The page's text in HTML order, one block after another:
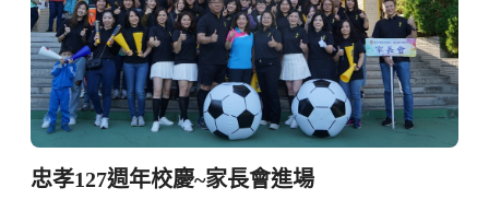
忠孝127週年校慶~家長會進場